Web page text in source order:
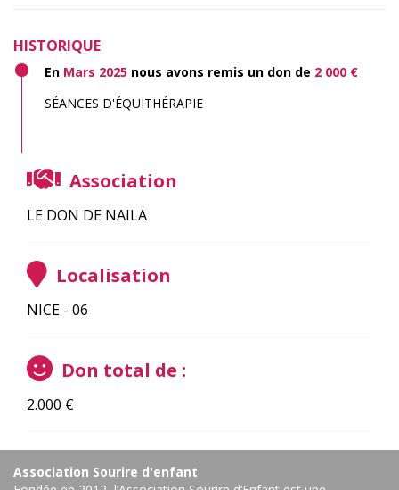
HISTORIQUE
En Mars 2025 nous avons remis un don de 2 000 €
SÉANCES D'ÉQUITHÉRAPIE
Association
LE DON DE NAILA
Localisation
NICE - 06
Don total de :
2.000 €
Association Sourire d'enfant